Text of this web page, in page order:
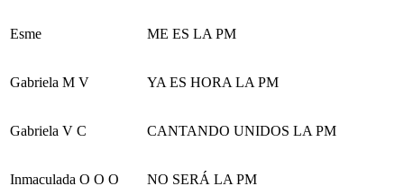
Esme ME ES LA PM
Gabriela M V YA ES HORA LA PM
Gabriela V C CANTANDO UNIDOS LA PM
Inmaculada O O O NO SERÁ LA PM